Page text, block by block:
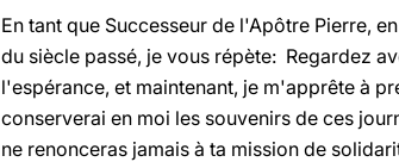
En tant que Successeur de l'Apôtre Pierre,
du siècle passé, je vous répète: Regardez
l'espérance, et maintenant, je m'apprête à
conserverai en moi les souvenirs de ces
ne renonceras jamais à ta mission de